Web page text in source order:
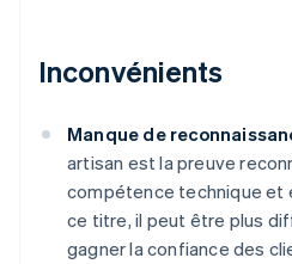
Inconvénients
Manque de
artisan est la preuve
compétence technique et
ce titre, il peut être plus
gagner la confiance des